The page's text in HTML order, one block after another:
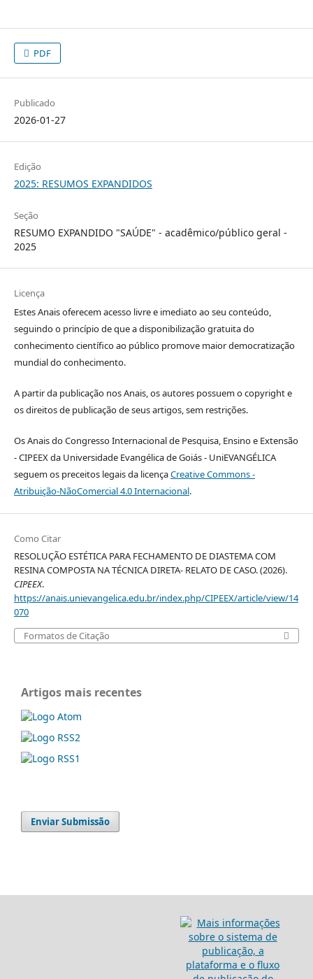
PDF
Publicado
2026-01-27
Edição
2025: RESUMOS EXPANDIDOS
Seção
RESUMO EXPANDIDO "SAÚDE" - acadêmico/público geral -
2025
Licença
Estes Anais oferecem acesso livre e imediato ao seu conteúdo,
seguindo o princípio de que a disponibilização gratuita do
conhecimento científico ao público promove maior democratização
mundial do conhecimento.
A partir da publicação nos Anais, os autores possuem o copyright e
os direitos de publicação de seus artigos, sem restrições.
Os Anais do Congresso Internacional de Pesquisa, Ensino e Extensão
- CIPEEX da Universidade Evangélica de Goiás - UniEVANGÉLICA
seguem os preceitos legais da licençaCreative Commons -
Atribuição-NãoComercial 4.0 Internacional.
Como Citar
RESOLUÇÃO ESTÉTICA PARA FECHAMENTO DE DIASTEMA COM
RESINA COMPOSTA NA TÉCNICA DIRETA- RELATO DE CASO. (2026).
CIPEEX.
https://anais.unievangelica.edu.br/index.php/CIPEEX/article/view/14
070
Formatos de Citação
Artigos mais recentes
Enviar Submissão